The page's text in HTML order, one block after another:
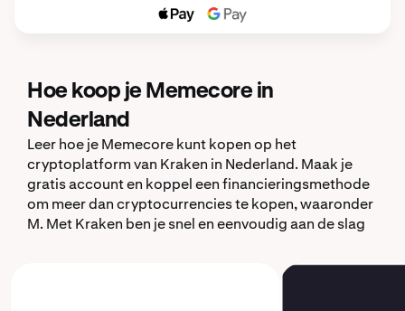
Hoe koop je Memecore in
Nederland
Leer hoe je Memecore kunt kopen op het
cryptoplatform van Kraken in Nederland. Maak je
gratis account en koppel een financieringsmethode
om meer dan cryptocurrencies te kopen, waaronder
M. Met Kraken ben je snel en eenvoudig aan de slag